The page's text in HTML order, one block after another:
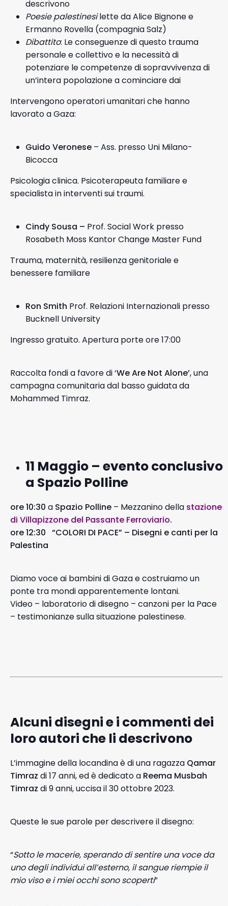
descrivono
Poesie palestinesilette da Alice Bignone e
Ermanno Rovella (compagnia Salz)
Dibattito: Le conseguenze di questo trauma
personale e collettivo e la necessità di
potenziare le competenze di sopravvivenza di
un’intera popolazione a cominciare dai
Intervengono operatori umanitari che hanno
lavorato a Gaza:
Guido Veronese – Ass. presso Uni Milano-
Bicocca
Psicologia clinica. Psicoterapeuta familiare e
specialista in interventi sui traumi.
Cindy Sousa – Prof. Social Work presso
Rosabeth Moss Kantor Change Master Fund
Trauma, maternità, resilienza genitoriale e
benessere familiare
Ron Smith Prof. Relazioni Internazionali presso
Bucknell University
Ingresso gratuito. Apertura porte ore 17:00
Raccolta fondi a favore di ‘We Are Not Alone’, una
campagna comunitaria dal basso guidata da
Mohammed Timraz.
11 Maggio – evento conclusivo
a Spazio Polline
ore10:30 a Spazio Polline – Mezzanino della stazione
di Villapizzone del Passante Ferroviario.
ore 12:30 “COLORI DI PACE” – Disegni e canti per la
Palestina
Diamo voce ai bambini di Gaza e costruiamo un
ponte tra mondi apparentemente lontani.
Video – laboratorio di disegno – canzoni per la Pace
– testimonianze sulla situazione palestinese.
Alcuni disegni e i commenti dei
loro autori che li descrivono
L’immagine della locandina è di una ragazza Qamar
Timraz di 17 anni, ed è dedicato a Reema Musbah
Timraz di 9 anni, uccisa il 30 ottobre 2023.
Queste le sue parole per descrivere il disegno:
“Sotto le macerie, sperando di sentire una voce da
uno degli individui all’esterno, il sangue riempie il
mio viso e i miei occhi sono scoperti”